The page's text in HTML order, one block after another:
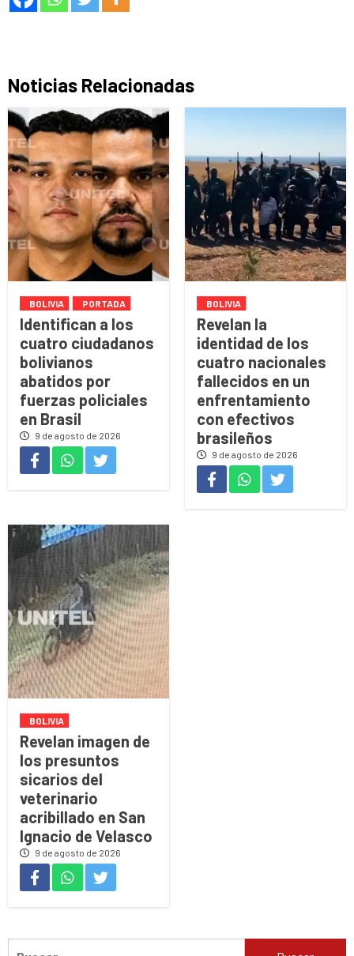
Noticias Relacionadas
BOLIVIA PORTADA
Identifican a los
cuatro ciudadanos
bolivianos
abatidos por
fuerzas policiales
en Brasil
9 de agosto de 2026
BOLIVIA
Revelan la
identidad de los
cuatro nacionales
fallecidos en un
enfrentamiento
con efectivos
brasileños
9 de agosto de 2026
BOLIVIA
Revelan imagen de
los presuntos
sicarios del
veterinario
acribillado en San
Ignacio de Velasco
9 de agosto de 2026